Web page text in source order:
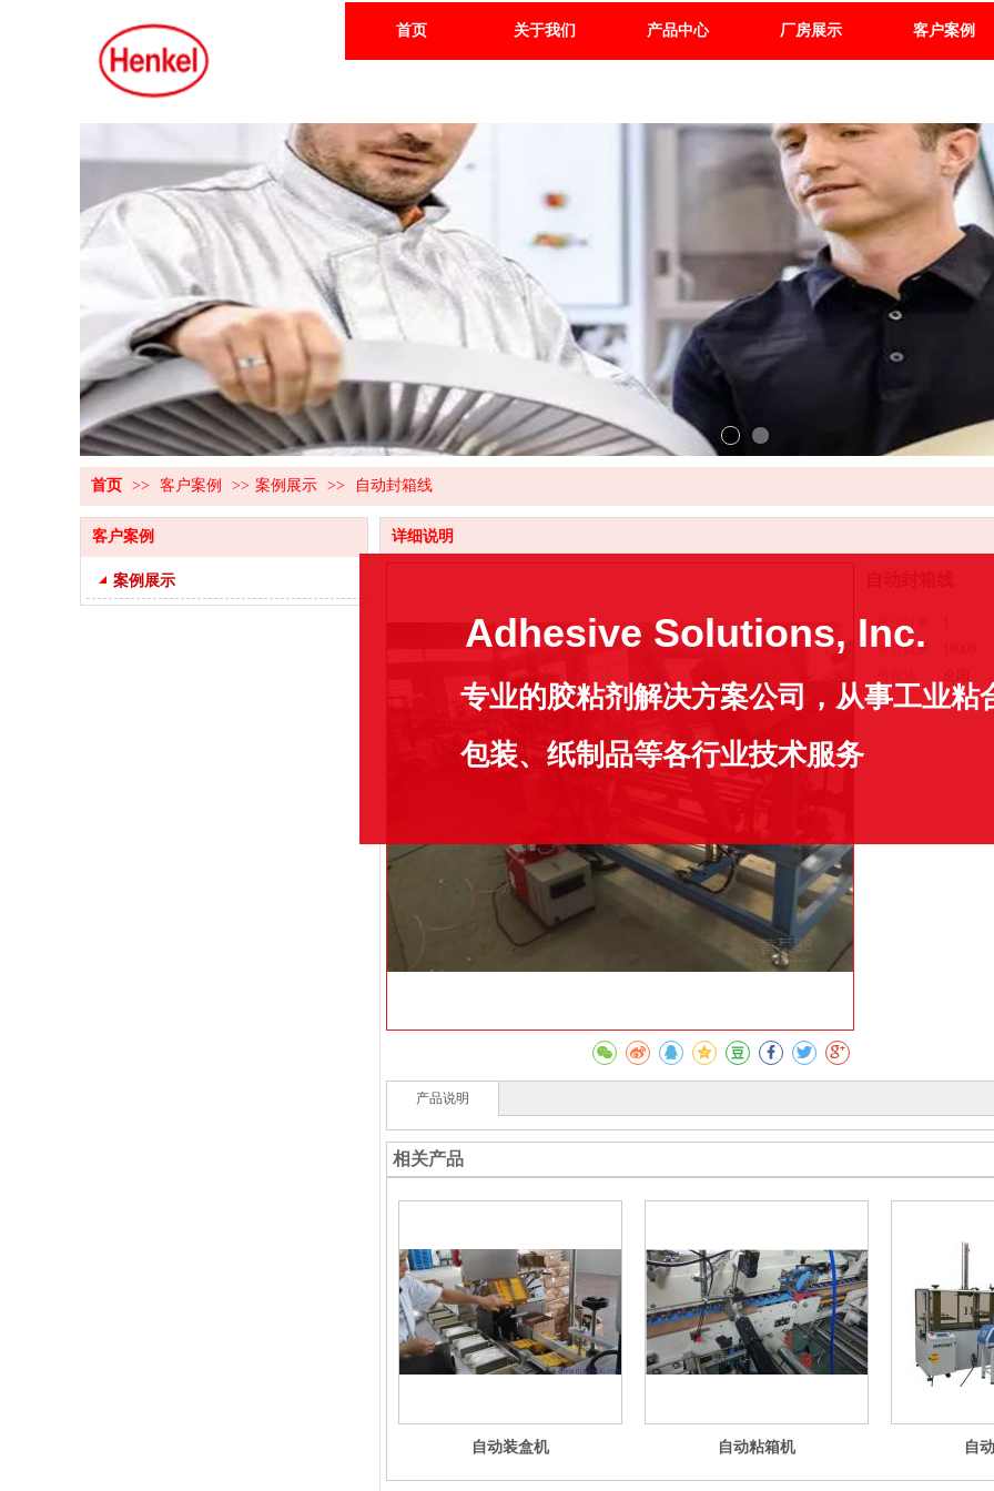
Adhesive Solutions, Inc.
专业的胶粘剂解决方案公司，从事工业粘
包装、纸制品等各行业技术服务
首页 关于我们 产品中心 厂房展示 客户案例
首页 >> 客户案例 >> 案例展示 >> 自动封箱线
客户案例
案例展示
详细说明
最少订量
供货数量
产品说明
相关产品
自动装盒机 自动粘箱机 自